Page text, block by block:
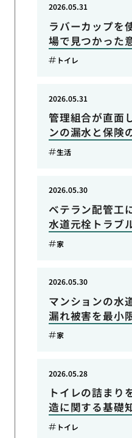
ラバーカップを
場で見つかった
2026.05.31
トイレ
管理組合が直面
ンの漏水と保険
2026.05.31
生活
ベテラン配管工
水道元栓トラブ
2026.05.30
家
マンションの水
漏れ被害を最小
2026.05.30
家
トイレの詰まり
造に関する基礎
2026.05.28
トイレ